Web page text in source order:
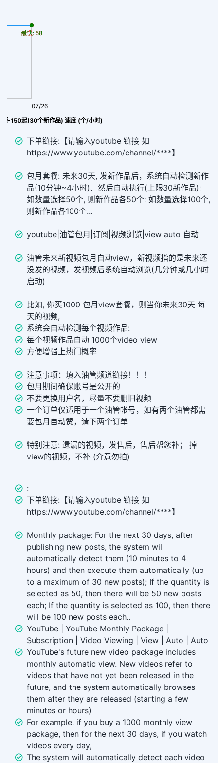
-150起(30个新作品) 速度 (个/小时)
07/26
最慢: 58
最快: 58
下单链接:【请输入youtube 链接 如
https://www.youtube.com/channel/****】
包月套餐: 未来30天, 发新作品后，系统自动检测新作
品(10分钟~4小时)、然后自动执行(上限30新作品);
如数量选择50个, 则新作品各50个; 如数量选择100个,
则新作品各100个...
youtube|油管包月|订阅|视频浏览|view|auto|自动
油管未来新视频包月自动view，新视频指的是未来还
没发的视频，发视频后系统自动浏览(几分钟或几小时
启动)
比如, 你买1000 包月view套餐，则当你未来30天 每
天的视频,
系统会自动检测每个视频作品:
每个视频作品自动 1000个video view
方便增强上热门概率
注意事项：填入油管频道链接！！！
包月期间确保账号是公开的
不要更换用户名，尽量不要删旧视频
一个订单仅适用于一个油管帐号，如有两个油管都需
要包月自动赞，请下两个订单
特别注意: 遗漏的视频，发售后，售后帮您补； 掉
view的视频，不补 (介意勿拍)
:
下单链接:【请输入youtube 链接 如
https://www.youtube.com/channel/****】
Monthly package: For the next 30 days, after
publishing new posts, the system will
automatically detect them (10 minutes to 4
hours) and then execute them automatically (up
to a maximum of 30 new posts); If the quantity is
selected as 50, then there will be 50 new posts
each; If the quantity is selected as 100, then there
will be 100 new posts each..
YouTube | YouTube Monthly Package |
Subscription | Video Viewing | View | Auto | Auto
YouTube's future new video package includes
monthly automatic view. New videos refer to
videos that have not yet been released in the
future, and the system automatically browses
them after they are released (starting a few
minutes or hours)
For example, if you buy a 1000 monthly view
package, then for the next 30 days, if you watch
videos every day,
The system will automatically detect each video